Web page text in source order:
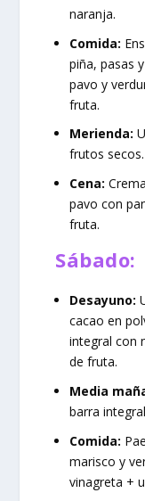
naranja.
Comida:
piña, pasas
pavo y
fruta.
Merienda:
frutos secos.
Cena:
pavo con
fruta.
Sábado:
Desayuno:
cacao en
integral con
de fruta.
Media
barra
Comida:
marisco y
vinagreta +